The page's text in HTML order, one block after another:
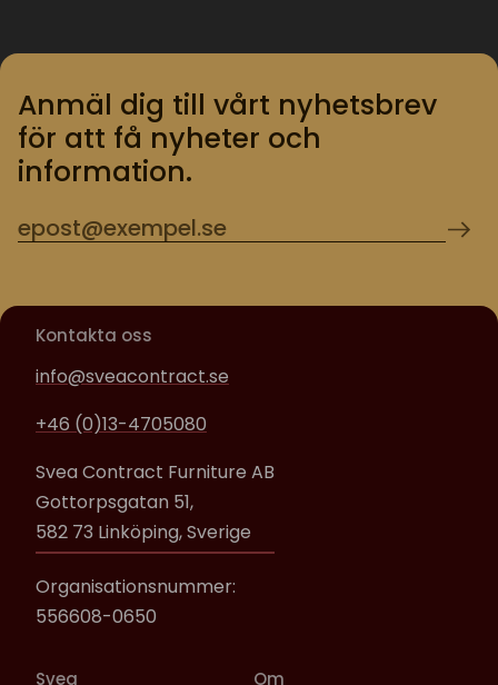
Anmäl dig till vårt nyhetsbrev
för att få nyheter och
information.
Kontakta oss
info@sveacontract.se
+46 (0)13-4705080
Svea Contract Furniture AB
Gottorpsgatan 51,
582 73 Linköping, Sverige
Organisationsnummer:
556608-0650
Svea Om